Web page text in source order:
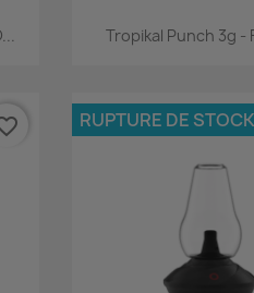
Aperçu
Tropikal Punch 3g -
RUPTURE DE STOCK